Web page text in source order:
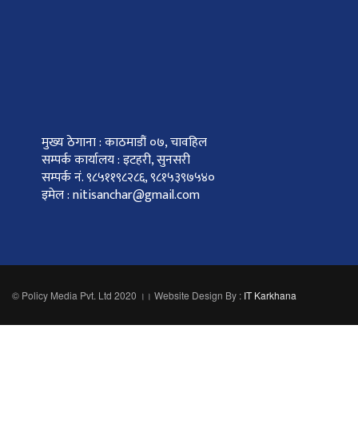
मुख्य ठेगाना : काठमाडौं ०७, चावहिल
सम्पर्क कार्यालय : इटहरी, सुनसरी
सम्पर्क नं. ९८५११९८२८६, ९८१५३९७५४०
इमेल : nitisanchar@gmail.com
© Policy Media Pvt. Ltd 2020 ।। Website Design By : IT Karkhana